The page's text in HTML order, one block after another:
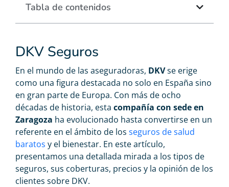
DKV Seguros
En el mundo de las aseguradoras, DKVse erige
como una figura destacada no solo en España sino
en gran parte de Europa. Con más de ocho
décadas de historia, esta compañía con sede en
Zaragoza ha evolucionado hasta convertirse en un
referente en el ámbito de los seguros de salud
baratos y el bienestar. En este artículo,
presentamos una detallada mirada a los tipos de
seguros, sus coberturas, precios y la opinión de los
clientes sobre DKV.
Tabla de contenidos